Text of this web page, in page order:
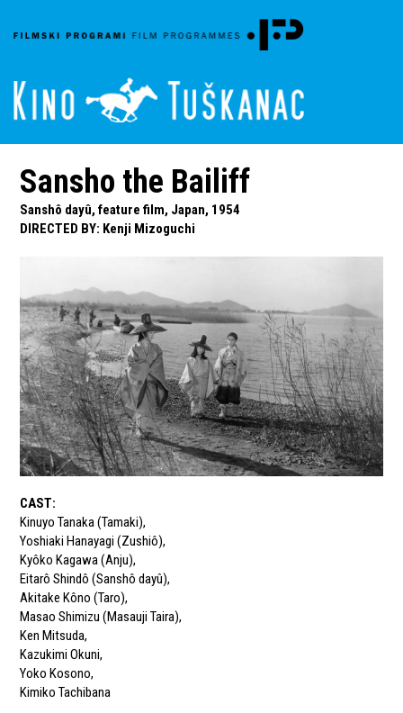
Sansho the Bailiff
Sanshô dayû, feature film, Japan, 1954
DIRECTED BY: Kenji Mizoguchi
CAST:
Kinuyo Tanaka (Tamaki),
Yoshiaki Hanayagi (Zushiô),
Kyôko Kagawa (Anju),
Eitarô Shindô (Sanshô dayû),
Akitake Kôno (Taro),
Masao Shimizu (Masauji Taira),
Ken Mitsuda,
Kazukimi Okuni,
Yoko Kosono,
Kimiko Tachibana